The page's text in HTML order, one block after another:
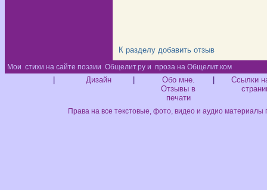
К разделу добавить отзыв
Мои стихи на сайте поэзии Общелит.ру и проза на Общелит.ком
Дизайн
Обо мне.
Отзывы в
печати
Ссылки
Права на все текстовые, фото, видео и аудио